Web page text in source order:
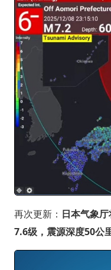
再次更新： 日本气象
7.6级，震源深度50公